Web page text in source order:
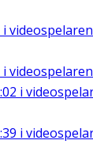
i videospelaren
i videospelaren
i
i